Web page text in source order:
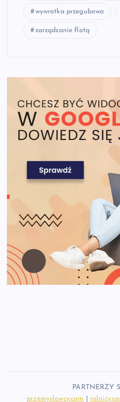
wywrotka przegubowa
zarządzanie flotą
PARTNERZY
przemyslowcy.com